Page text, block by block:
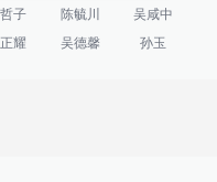
子 陈毓川
吴咸中
耀 吴德馨 孙玉